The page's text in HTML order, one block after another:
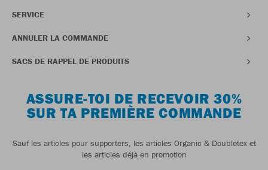
SERVICE
ANNULER LA COMMANDE
SACS DE RAPPEL DE PRODUITS
ASSURE-TOI DE RECEVOIR 30%
SUR TA PREMIÈRE COMMANDE
Sauf les articles pour supporters, les articles Organic & Doubletex et
les articles déjà en promotion